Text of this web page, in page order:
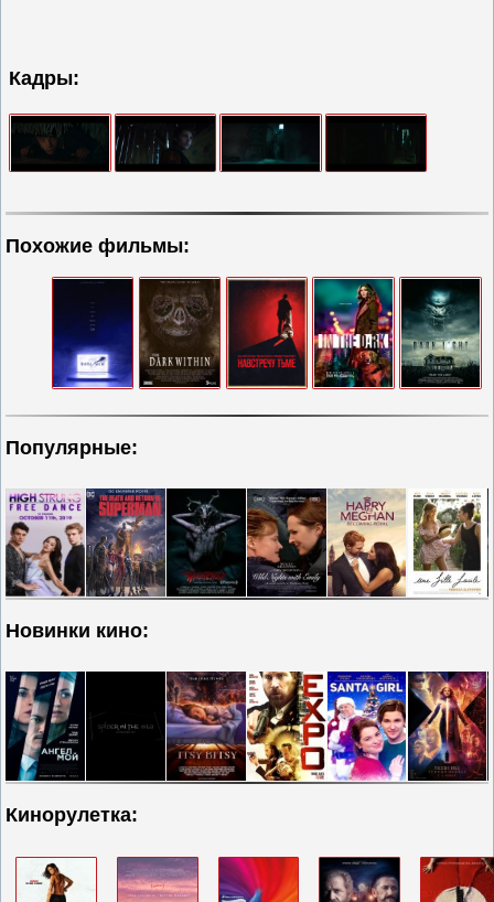
Кадры:
Похожие фильмы:
Популярные:
Новинки кино:
Кинорулетка: